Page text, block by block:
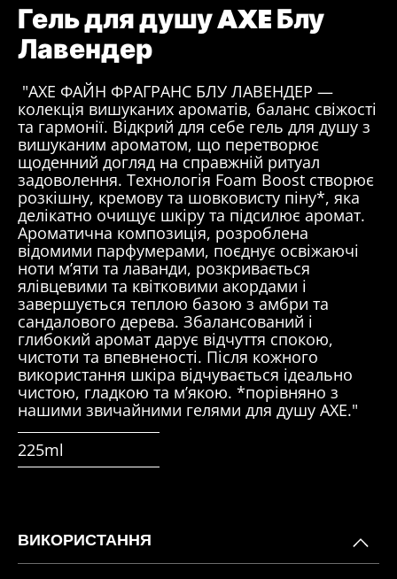
Гель для душу AXE Блу
Лавендер
"AXE ФАЙН ФРАГРАНС БЛУ ЛАВЕНДЕР —
колекція вишуканих ароматів, баланс свіжості
та гармонії. Відкрий для себе гель для душу з
вишуканим ароматом, що перетворює
щоденний догляд на справжній ритуал
задоволення. Технологія Foam Boost створює
розкішну, кремову та шовковисту піну*, яка
делікатно очищує шкіру та підсилює аромат.
Ароматична композиція, розроблена
відомими парфумерами, поєднує освіжаючі
ноти м’яти та лаванди, розкривається
ялівцевими та квітковими акордами і
завершується теплою базою з амбри та
сандалового дерева. Збалансований і
глибокий аромат дарує відчуття спокою,
чистоти та впевненості. Після кожного
використання шкіра відчувається ідеально
чистою, гладкою та м’якою. *порівняно з
нашими звичайними гелями для душу AXE."
225ml
ВИКОРИСТАННЯ